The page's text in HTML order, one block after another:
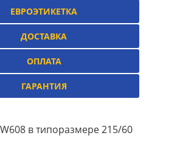
ЕВРОЭТИКЕТКА
ДОСТАВКА
ОПЛАТА
ГАРАНТИЯ
в типоразмере 215/60